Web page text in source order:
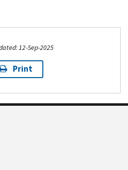
12-Sep-2025
Print